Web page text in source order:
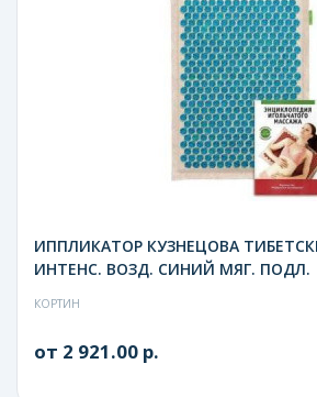
ИППЛИКАТОР КУЗНЕЦОВА
ИНТЕНС. ВОЗД. СИНИЙ МЯГ. ПОДЛ.
КОРТИН
от 2 921.00 р.